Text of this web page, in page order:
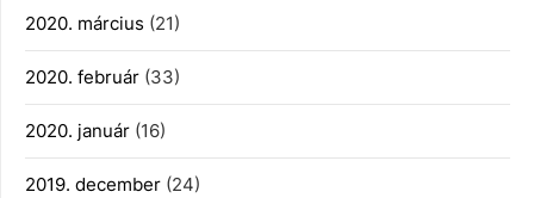
2020. március (21)
2020. február (33)
2020. január (16)
2019. december (24)